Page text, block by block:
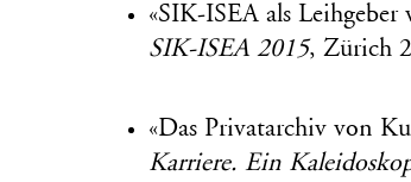
«SIK-ISEA als
SIK-ISEA 2015, Zürich
«Das Privatarchiv von
Karriere. Ein